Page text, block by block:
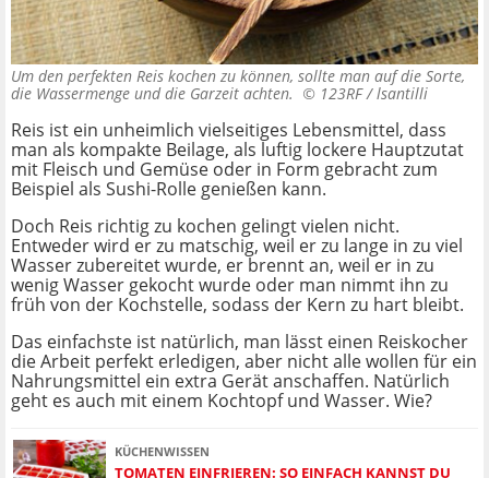
Um den perfekten Reis kochen zu können, sollte man auf die Sorte,
die Wassermenge und die Garzeit achten. © 123RF / lsantilli
Reis ist ein unheimlich vielseitiges Lebensmittel, dass
man als kompakte Beilage, als luftig lockere Hauptzutat
mit Fleisch und Gemüse oder in Form gebracht zum
Beispiel als Sushi-Rolle genießen kann.
Doch Reis richtig zu kochen gelingt vielen nicht.
Entweder wird er zu matschig, weil er zu lange in zu viel
Wasser zubereitet wurde, er brennt an, weil er in zu
wenig Wasser gekocht wurde oder man nimmt ihn zu
früh von der Kochstelle, sodass der Kern zu hart bleibt.
Das einfachste ist natürlich, man lässt einen Reiskocher
die Arbeit perfekt erledigen, aber nicht alle wollen für ein
Nahrungsmittel ein extra Gerät anschaffen. Natürlich
geht es auch mit einem Kochtopf und Wasser. Wie?
KÜCHENWISSEN
TOMATEN EINFRIEREN: SO EINFACH KANNST DU